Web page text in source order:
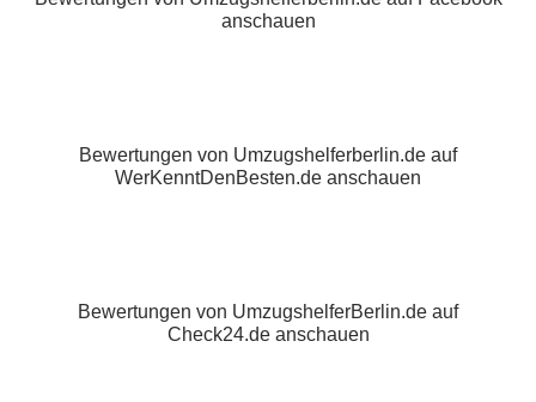
anschauen
Bewertungen von Umzugshelferberlin.de auf
WerKenntDenBesten.de anschauen
Bewertungen von UmzugshelferBerlin.de auf
Check24.de anschauen